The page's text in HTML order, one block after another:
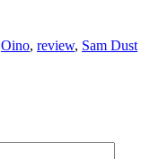
Oino, review, Sam Dust